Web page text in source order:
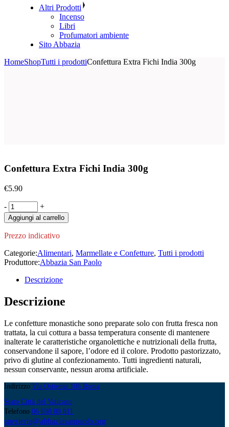
Altri Prodotti
Incenso
Libri
Profumatori ambiente
Sito Abbazia
HomeShopTutti i prodottiConfettura Extra Fichi India 300g
Confettura Extra Fichi India 300g
€5.90
Confettura
Extra
Fichi
India
quantity
- +
Aggiungi al carrello
Prezzo indicativo
Categorie:Alimentari, Marmellate e Confetture, Tutti i prodotti
Produttore:Abbazia San Paolo
Descrizione
Descrizione
Le confetture monastiche sono preparate solo con frutta fresca non
trattata, la cui cottura a bassa temperatura consente di mantenere
inalterate le caratteristiche organolettiche e nutrizionali della frutta,
conservandone il sapore, l’odore ed il colore. Prodotto pastorizzato,
privo di glutine al confezionamento. Tutti ingredienti naturali,
nessun conservante, nessun aroma artificiale.
Indirizzo Via Ostiense 186 Roma
Stato Città del Vaticano
Telefono 06 698 80 811
spezieria@abbaziasanpaolo.org